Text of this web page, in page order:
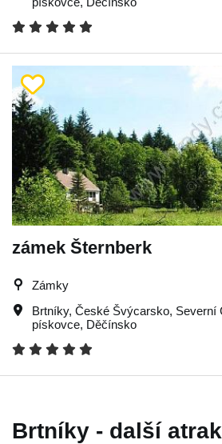
zámek Šternberk
Zámky
Brtníky, České Švýcarsko, Severní
pískovce, Děčínsko
Brtníky - další